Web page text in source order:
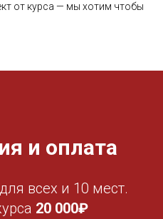
от курса — мы хотим чтобы
и оплата
всех и 10 мест.
20 000₽